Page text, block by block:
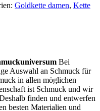
Goldkette damen, Kette
Bei
Auswahl an Schmuck für
in allen möglichen
ist Schmuck und wir
finden und entwerfen
besten Materialien und